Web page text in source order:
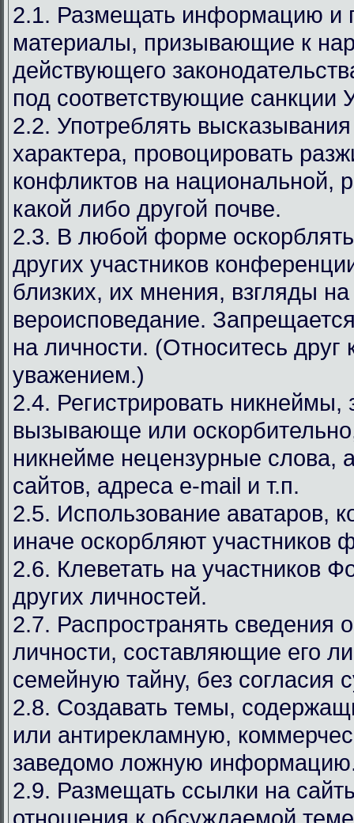
2.1. Размещать информацию и
материалы, призывающие к
действующего
под соответствующие санкции
2.2. Употреблять высказывания
характера, провоцировать
конфликтов на национальной,
какой либо другой почве.
2.3. В любой форме
других участников
близких, их мнения, взгляды
вероисповедание.
на личности. (Относитесь друг
уважением.)
2.4. Регистрировать никнеймы,
вызывающе или
никнейме нецензурные слова,
сайтов, адреса e-mail и т.п.
2.5. Использование аватаров,
иначе оскорбляют участников
2.6. Клеветать на участников
других личностей.
2.7. Распространять сведения
личности, составляющие его
семейную тайну, без согласия
2.8. Создавать темы,
или антирекламную,
заведомо ложную
2.9. Размещать ссылки на
отношения к обсуждаемой